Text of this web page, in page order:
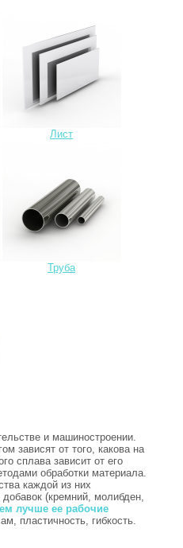
Лист
Труба
и машиностроении.
зависят от того, какова на
сплава зависит от его
обработки материала.
каждой из них
(кремний, молибден,
лучше ее рабочие
пластичность, гибкость.